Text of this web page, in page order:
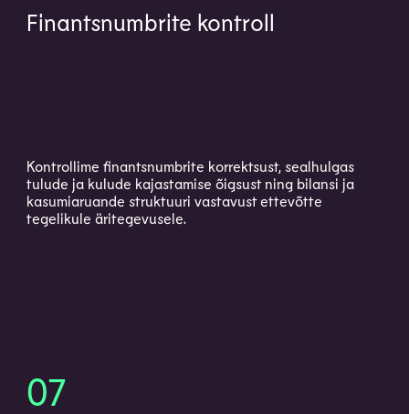
Finantsnumbrite kontroll
Kontrollime finantsnumbrite korrektsust, sealhulgas
tulude ja kulude kajastamise õigsust ning bilansi ja
kasumiaruande struktuuri vastavust ettevõtte
tegelikule äritegevusele.
07